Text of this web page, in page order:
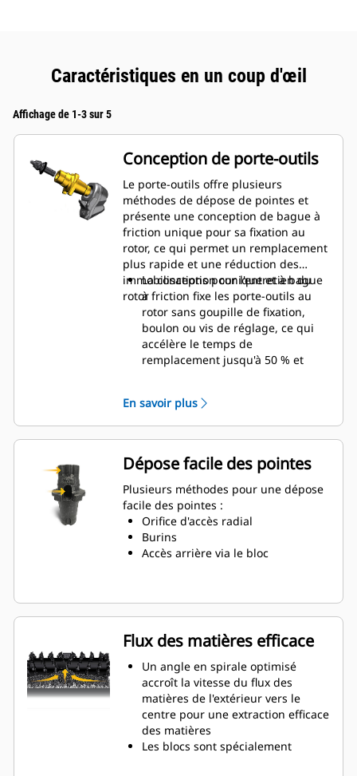
Caractéristiques en un coup d'œil
Affichage de 1-3 sur 5
Conception de porte-outils
Le porte-outils offre plusieurs
méthodes de dépose de pointes et
présente une conception de bague à
friction unique pour sa fixation au
rotor, ce qui permet un remplacement
plus rapide et une réduction des
immobilisations pour l'entretien du
rotor
La conception conique et à bague
à friction fixe les porte-outils au
rotor sans goupille de fixation,
boulon ou vis de réglage, ce qui
accélère le temps de
remplacement jusqu'à 50 % et
Le collier d'usure 20 mm est plus
long de 66 % que les porte-outils
système G
La conception de porte-outils anti-
rotation garantit un
positionnement approprié pour
éviter l'usure sur les blocs et les
supports
L'eau peut pénétrer par l'orifice
d'accès radial du porte-outils pour
Des porte-outils sont disponibles
pour s'adapter à des outils de
tailles de dent de 20 mm, 22 mm
et 25 mm pour diverses
applications
En savoir plus
Dépose facile des pointes
Plusieurs méthodes pour une dépose
facile des pointes :
Orifice d'accès radial
Burins
Accès arrière via le bloc
Flux des matières efficace
Un angle en spirale optimisé
accroît la vitesse du flux des
matières de l'extérieur vers le
centre pour une extraction efficace
des matières
Les blocs sont spécialement